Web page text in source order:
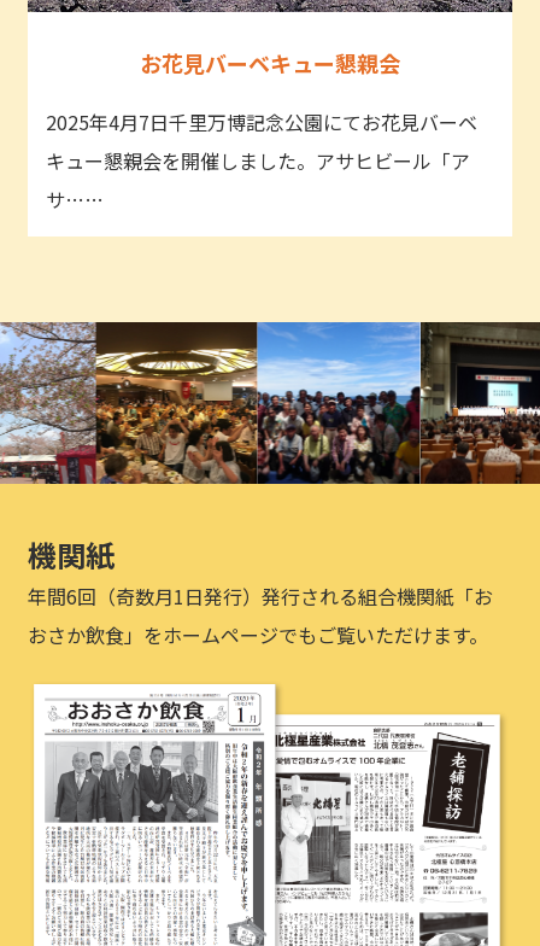
お花見バーベキュー懇親会
2025年4月7日千里万博記念公園にてお花見バーベ
キュー懇親会を開催しました。アサヒビール「ア
サ……
機関紙
年間6回（奇数月1日発行）発行される組合機関紙「お
おさか飲食」をホームページでもご覧いただけます。